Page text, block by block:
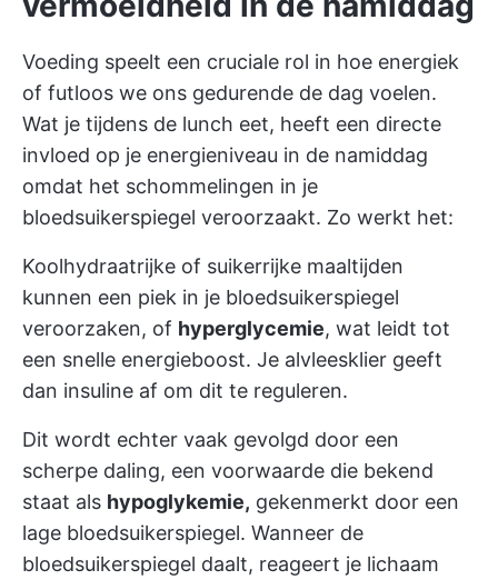
Voeding speelt een cruciale rol in hoe energiek
of futloos we ons gedurende de dag voelen.
Wat je tijdens de lunch eet, heeft een directe
invloed op je energieniveau in de namiddag
omdat het schommelingen in je
bloedsuikerspiegel veroorzaakt. Zo werkt het:
Koolhydraatrijke of suikerrijke maaltijden
kunnen een piek in je bloedsuikerspiegel
veroorzaken, of hyperglycemie, wat leidt tot
een snelle energieboost. Je alvleesklier geeft
dan insuline af om dit te reguleren.
Dit wordt echter vaak gevolgd door een
scherpe daling, een voorwaarde die bekend
staat als hypoglykemie, gekenmerkt door een
lage bloedsuikerspiegel. Wanneer de
bloedsuikerspiegel daalt, reageert je lichaam